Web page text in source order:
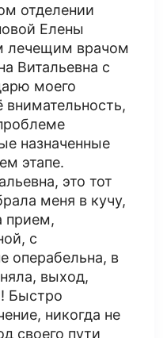
отделении
Елены
лечещим врачом
Витальевна с
моего
внимательность,
назначенные
этапе.
это тот
меня в кучу,
прием,
с
операбельна, в
выход,
Быстро
никогда не
своего пути